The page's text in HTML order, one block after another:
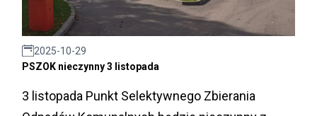
2025-10-29
PSZOK nieczynny 3 listopada
3 listopada Punkt Selektywnego Zbierania